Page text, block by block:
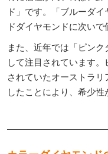
ド」です。「ブルーダ
ドダイヤモンドに次いで
また、近年では「ピン
して注目されています
されていたオーストラ
したことにより、希少性